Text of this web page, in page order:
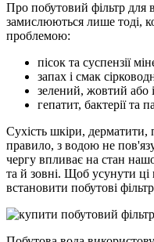
Про побутовий фільтр для
замислюються лише тоді,
проблемою:
пісок та суспензії
запах і смак
зелений, жовтий або
гепатит, бактерії та
Сухість шкіри, дерматити,
правило, з водою не
чергу впливає на стан
та й зовні. Щоб усунути
встановити побутові